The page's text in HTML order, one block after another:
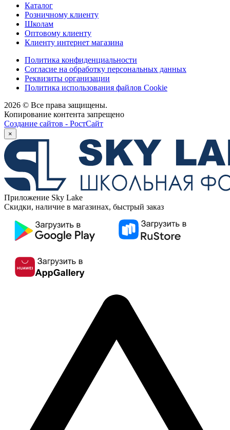
Каталог
Розничному клиенту
Школам
Оптовому клиенту
Клиенту интернет магазина
Политика конфиденциальности
Согласие на обработку персональных данных
Реквизиты организации
Политика использования файлов Cookie
2026 © Все права защищены.
Копирование контента запрещено
Создание сайтов - РостСайт
×
Приложение Sky Lake
Скидки, наличие в магазинах, быстрый заказ